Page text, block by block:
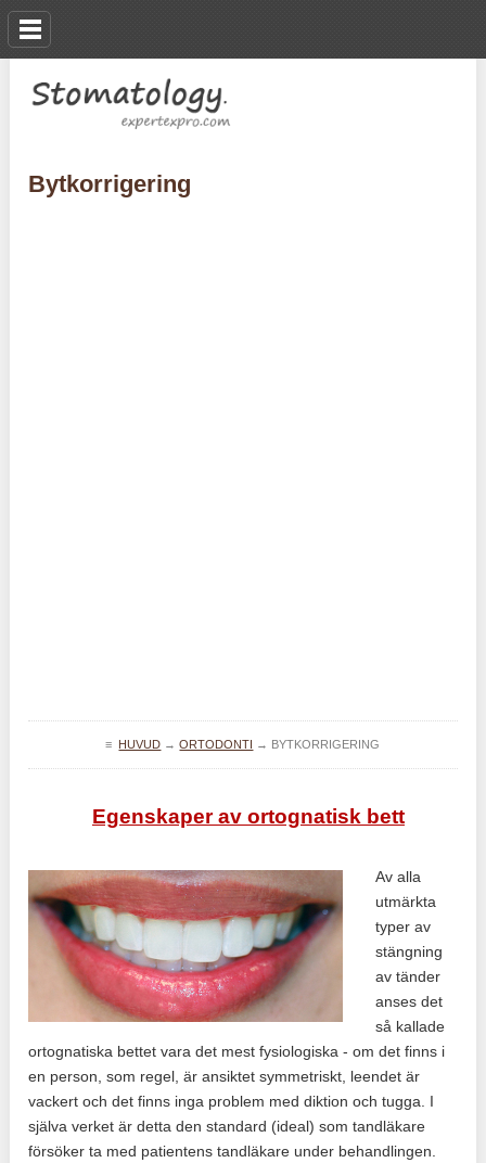
Bytkorrigering
≡ HUVUD →ORTODONTI → BYTKORRIGERING
Egenskaper av ortognatisk bett
Av alla
utmärkta
typer av
stängning
av tänder
anses det
så kallade
ortognatiska bettet vara det mest fysiologiska - om det finns i
en person, som regel, är ansiktet symmetriskt, leendet är
vackert och det finns inga problem med diktion och tugga. I
själva verket är detta den standard (ideal) som tandläkare
försöker ta med patientens tandläkare under behandlingen.